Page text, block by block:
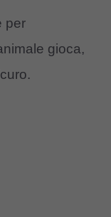
per
gioca,